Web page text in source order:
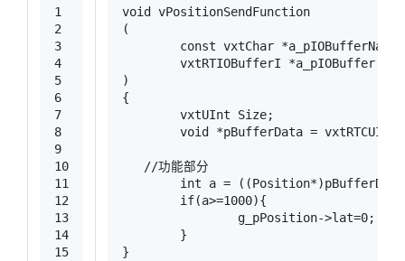
1
2
3
4
5
6
7
8
9
10
11
12
13
14
15
void
vPositionSendFunction
(
const vxtChar *a_pIOBufferName,
	vxtRTIOBufferI *a_pIOBuffer
)
{
	vxtUInt Size;
void
*pBufferData =
//功能部分
int a =
if(a>=1000){
		g_pPosition->lat=
0;
	}
}